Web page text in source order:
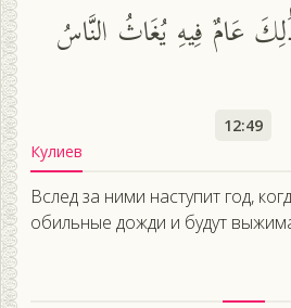
عَامٌ فِيهِ يُغَاثُ النَّاسُ
12:49
Кулиев
Вслед за ними наступит год,
обильные дожди и будут